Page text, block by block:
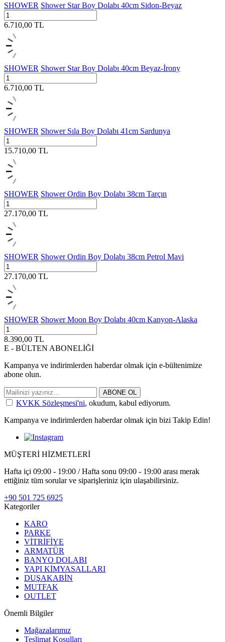
SHOWER Shower Star Boy Dolabı 40cm Sidon-Beyaz
6.710,00 TL
SHOWER Shower Star Boy Dolabı 40cm Beyaz-İrony
6.710,00 TL
SHOWER Shower Sıla Boy Dolabı 41cm Sardunya
15.710,00 TL
SHOWER Shower Ordin Boy Dolabı 38cm Tarçın
27.170,00 TL
SHOWER Shower Ordin Boy Dolabı 38cm Petrol Mavi
27.170,00 TL
SHOWER Shower Moon Boy Dolabı 40cm Kanyon-Alaska
8.390,00 TL
E - BÜLTEN ABONELİĞİ
Kampanya ve indirimlerden haberdar olmak için e-bültenimize
abone olun.
ABONE OL
KVKK Sözleşmesi'ni, okudum, kabul ediyorum.
Kampanya ve indirimlerden haberdar olmak için bizi Takip Edin!
MÜŞTERİ HİZMETLERİ
Hafta içi 09:00 - 19:00 / Hafta sonu 09:00 - 19:00 arası merak
ettiğiniz tüm sorular ve siparişleriniz için ulaşabilirsiniz.
+90 501 725 6925
Kategoriler
KARO
PARKE
VİTRİFİYE
ARMATÜR
BANYO DOLABI
YAPI KİMYASALLARI
DUŞAKABİN
MUTFAK
OUTLET
Önemli Bilgiler
Mağazalarımız
Teslimat Koşulları